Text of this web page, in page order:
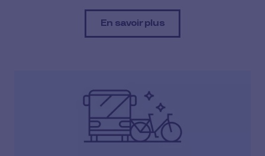
En savoir plus